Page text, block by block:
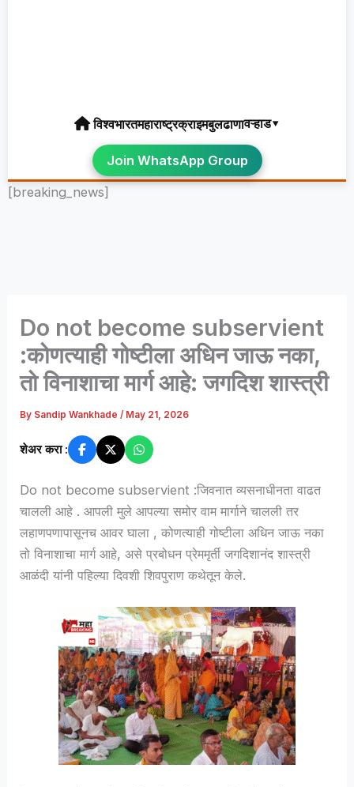
विश्वभारतमहाराष्ट्रक्राइमबुलढाणावऱ्हाड▾
Join WhatsApp Group
[breaking_news]
Do not become subservient
:कोणत्याही गोष्टीला अधिन जाऊ नका,
तो विनाशाचा मार्ग आहे: जगदिश शास्त्री
By Sandip Wankhade/ May 21, 2026
शेअर करा :
Do not become subservient :जिवनात व्यसनाधीनता वाढत
चालली आहे . आपली मुले आपल्या समोर वाम मार्गाने चालली तर
लहाणपणापासूनच आवर घाला , कोणत्याही गोष्टीला अधिन जाऊ नका
तो विनाशाचा मार्ग आहे, असे प्रबोधन प्रेममृर्ती जगदिशानंद शास्त्री
आळंदी यांनी पहिल्या दिवशी शिवपुराण कथेतून केले.